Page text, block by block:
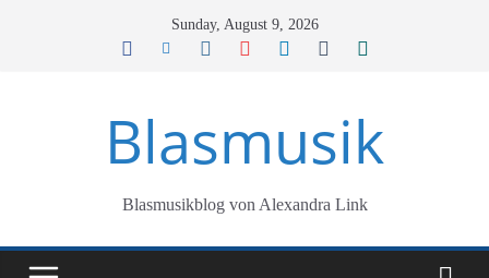
Sunday, August 9, 2026
Blasmusik
Blasmusikblog von Alexandra Link